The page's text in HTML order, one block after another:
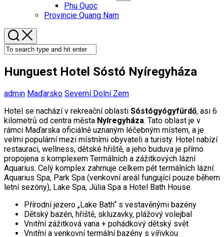
Child
Phu Quoc
Provincie Quang Nam
Hunguest Hotel Sóstó Nyíregyháza
admin Maďarsko Severní Dolní Zem
Hotel se nachází v rekreační oblasti Sóstógyógyfürdő, asi 6
kilometrů od centra města Nyíregyháza. Tato oblast je v
rámci Maďarska oficiálně uznaným léčebným místem, a je
velmi populární mezi místními obyvateli a turisty. Hotel nabízí
restauraci, wellness, dětské hřiště, a jeho buduva je přímo
propojena s komplexem Termálních a zážitkových lázní
Aquarius. Celý komplex zahrnuje celkem pět termálních lázní:
Aquarius Spa, Park Spa (venkovní areál fungující pouze během
letní sezóny), Lake Spa, Júlia Spa a Hotel Bath House.
Přírodní jezero „Lake Bath“ s vestavěnými bazény
Dětský bazén, hřiště, skluzavky, plážový volejbal
Vnitřní zážitková vana + pohádkový dětský svět
Vnitřní a venkovní termální bazény s vířivkou